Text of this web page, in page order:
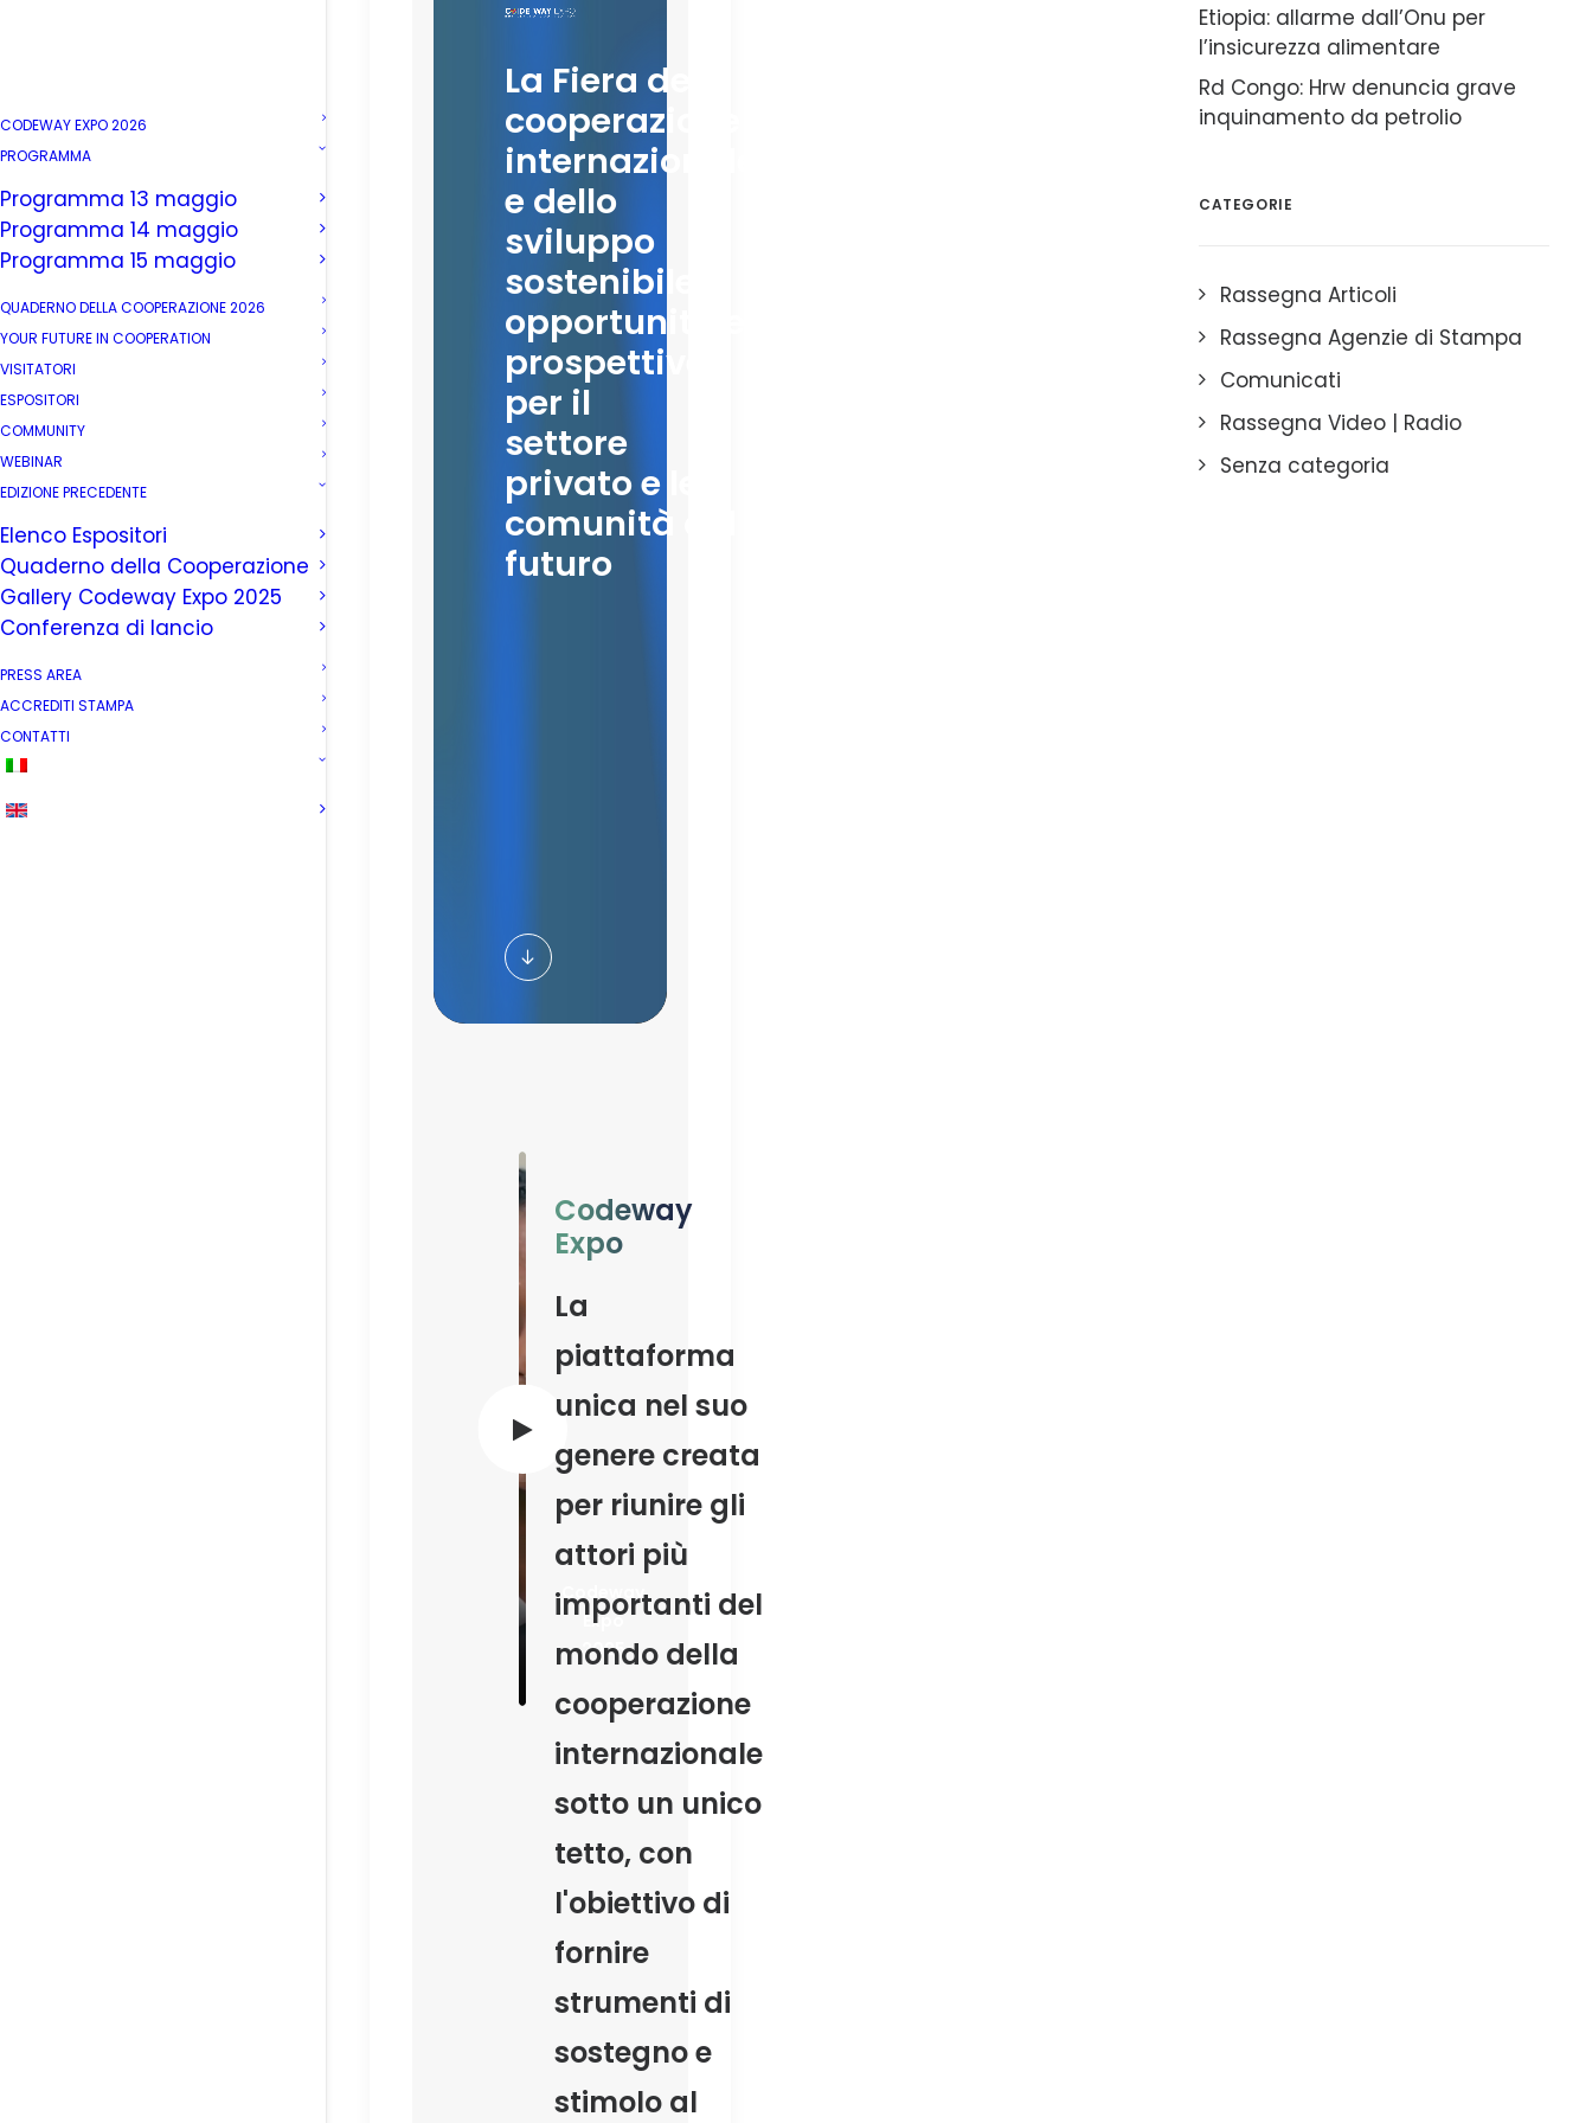
CODEWAY EXPO 2026
PROGRAMMA
Programma 13 maggio
Programma 14 maggio
Programma 15 maggio
QUADERNO DELLA COOPERAZIONE 2026
YOUR FUTURE IN COOPERATION
VISITATORI
ESPOSITORI
COMMUNITY
WEBINAR
EDIZIONE PRECEDENTE
Elenco Espositori
Quaderno della Cooperazione
Gallery Codeway Expo 2025
Conferenza di lancio
PRESS AREA
ACCREDITI STAMPA
CONTATTI
La Fiera della
cooperazione
internazionale
e dello
sviluppo
sostenibile:
opportunità e
prospettive
per il
settore
privato e le
comunità del
futuro
Codeway
Expo
2025
Codeway
Expo
La
piattaforma
unica nel suo
genere creata
per riunire gli
attori più
importanti del
mondo della
cooperazione
internazionale
sotto un unico
tetto, con
l'obiettivo di
fornire
strumenti di
sostegno e
stimolo al
Etiopia: allarme dall’Onu per
l’insicurezza alimentare
Rd Congo: Hrw denuncia grave
inquinamento da petrolio
CATEGORIE
Rassegna Articoli
Rassegna Agenzie di Stampa
Comunicati
Rassegna Video | Radio
Senza categoria